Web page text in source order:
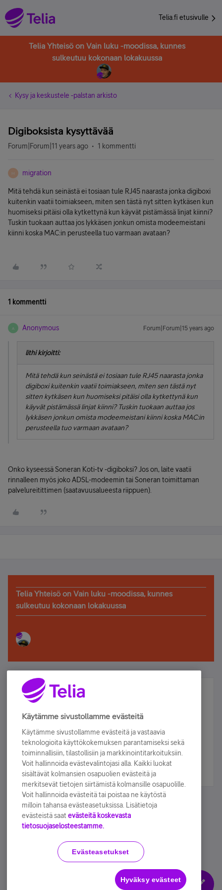
Telia.fi etusivulle
Telia Yhteisö on Vain luku -moodissa, kunnes
sulkeutuu kokonaan lokakuussa
Kysy ja keskustele -palstan arkisto
Digiboksista kysyttävää
Forum|Forum|11 years ago 1 kommentti
M migration
Mitä tehdä kun seinästä ei tosiaan tule RJ45 naarasta jonka digiboxi
kuitenkin vaatii toimiakseen, miten sen tästä nyt sitten kytkäsen kun
huomiseksi pitäisi olla kytkettynä kun käyvät pistämässä linjat kiinni?
Tuskin tuokaan auttaa jos lykkäsen jonkun omista modeemeistani
kiinni koska MAC:in perusteella tuo varmaan avataan?
1 kommentti
A Anonymous Forum|Forum|15 years ago
lithi kirjoitti:
Mitä tehdä kun seinästä ei tosiaan tule RJ45 naarasta jonka
digiboxi kuitenkin vaatii toimiakseen, miten sen tästä nyt
sitten kytkäsen kun huomiseksi pitäisi olla kytkettynä kun
käyvät pistämässä linjat kiinni? Tuskin tuokaan auttaa jos
lykkäsen jonkun omista modeemeistani kiinni koska MAC:in
perusteella tuo varmaan avataan?
Onko kyseessä Soneran Koti-tv -digiboksi? Jos on, laite vaatii
rinnalleen myös joko ADSL-modeemin tai Soneran toimittaman
palvelureitittimen (saatavuusalueesta riippuen).
Telia Yhteisö on Vain luku -moodissa, kunnes
sulkeutuu kokonaan lokakuussa
Älä jää paitsi – osallistu ja voita!
Tilaa Telian uutiskirje ja olet mukana arvonnassa.
sähköpostiisi.
Tilaa nyt
Käyttöehdot Accessibility statement
Evästeasetukset
Käytämme sivustollamme evästeitä
Käytämme sivustollamme evästeitä ja vastaavia
teknologioita käyttökokemuksen parantamiseksi sekä
toiminnallisiin, tilastollisiin ja markkinointitarkoituksiin.
Voit hallinnoida evästevalintojasi alla. Kaikki luokat
sisältävät kolmansien osapuolien evästeitä ja
merkitsevät tietojen siirtämistä kolmansille osapuolille.
Voit hallinnoida evästeitä tai poistaa ne käytöstä
milloin tahansa evästeasetuksissa. Lisätietoja
evästeistä saat evästeitä koskevasta
tietosuojaselosteestamme.
Evästeasetukset
Hyväksy evästeet